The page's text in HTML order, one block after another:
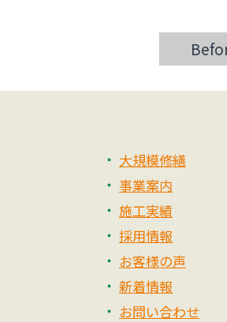
大規模修繕
事業案内
施工実績
採用情報
お客様の声
新着情報
お問い合わせ